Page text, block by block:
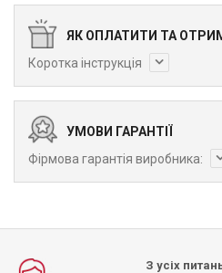
ЯК ОПЛАТИТИ ТА
Коротка інструкція
УМОВИ ГАРАНТІЇ
Фірмова гарантія виробника:
З усіх